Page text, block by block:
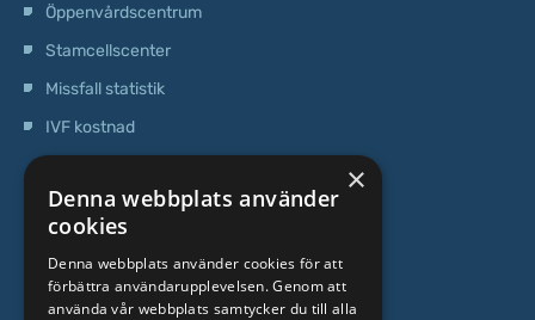
Öppenvårdscentrum
Stamcellscenter
Missfall statistik
IVF kostnad
OM OSS
Vilka vi är
Specialist team
×
Denna webbplats använder
cookies
Denna webbplats använder cookies för att
förbättra användarupplevelsen. Genom att
använda vår webbplats samtycker du till alla